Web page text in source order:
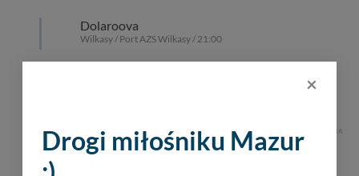
Dolaroova
Wilkasy / Port AZS Wilkasy / 21:00
REKLAMA
×
Drogi miłośniku Mazur